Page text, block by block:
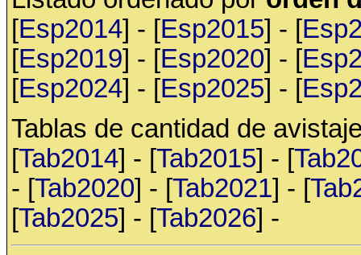
[Esp2014] - [Esp2015] - [
[Esp2019] - [Esp2020] - [
[Esp2024] - [Esp2025] - [
Tablas de cantidad de
[Tab2014] - [Tab2015] - [
- [Tab2020] - [Tab2021] - [
[Tab2025] - [Tab2026] -